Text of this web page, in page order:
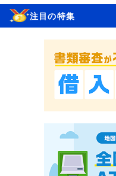
注目の特集